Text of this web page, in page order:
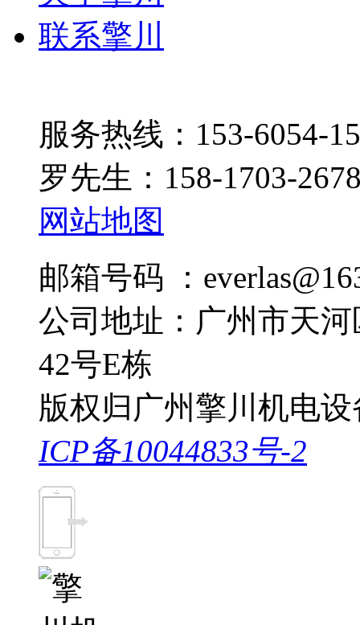
联系擎川
服务热线：153-6054-
罗先生：158-1703-
网站地图
邮箱号码 ：
公司地址：广州市天
42号E栋
版权归广州擎川机电
ICP备10044833号-2